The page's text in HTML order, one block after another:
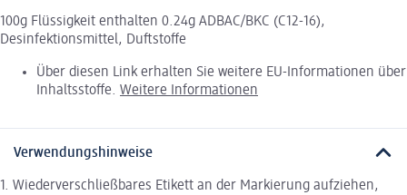
100g Flüssigkeit enthalten 0.24g ADBAC/BKC (C12-16),
Desinfektionsmittel, Duftstoffe
Über diesen Link erhalten Sie weitere EU-Informationen über
Inhaltsstoffe. Weitere Informationen
Verwendungshinweise
1. Wiederverschließbares Etikett an der Markierung aufziehen,